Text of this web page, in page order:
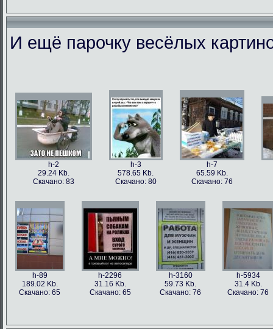
И ещё парочку весёлых
h-2
29.24 Kb.
Скачано: 83
h-3
578.65 Kb.
Скачано: 80
h-7
65.59 Kb.
Скачано: 76
h-89
189.02 Kb.
Скачано: 65
h-2296
31.16 Kb.
Скачано: 65
h-3160
59.73 Kb.
Скачано: 76
h-5934
31.4 Kb.
Скачано: 76